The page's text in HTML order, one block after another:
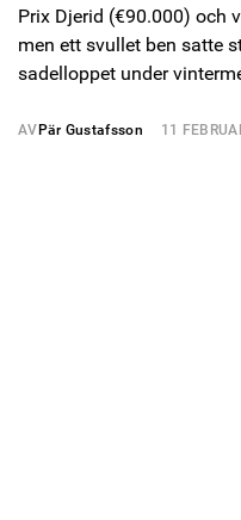
Prix Djerid (€90.000) och
men ett svullet ben satte
sadelloppet under
AV Pär Gustafsson 11